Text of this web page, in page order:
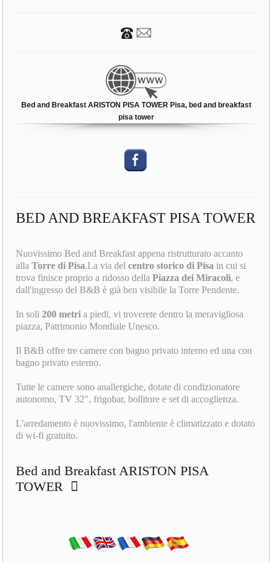
Bed and Breakfast ARISTON PISA TOWER Pisa, bed and breakfast
pisa tower
BED AND BREAKFAST PISA TOWER
Nuovissimo Bed and Breakfast appena ristrutturato accanto
allaTorre di Pisa.La via delcentro storico di Pisa in cui si
trova finisce proprio a ridosso dellaPiazza dei Miracoli, e
dall'ingresso del B&B è già ben visibile la Torre Pendente.
In soli 200 metri a piedi, vi troverete dentro la meravigliosa
piazza, Patrimonio Mondiale Unesco.
Il B&B offre tre camere con bagno privato interno ed una con
bagno privato esterno.
Tutte le camere sono anallergiche, dotate di condizionatore
autonomo, TV 32", frigobar, bollitore e set di accoglienza.
L'arredamento è nuovissimo, l'ambiente è climatizzato e dotato
di wi-fi gratuito.
Bed and Breakfast ARISTON PISA
TOWER